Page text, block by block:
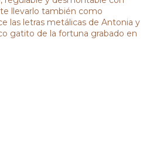
llevarlo también como
las letras metálicas de Antonia y
gatito de la fortuna grabado en